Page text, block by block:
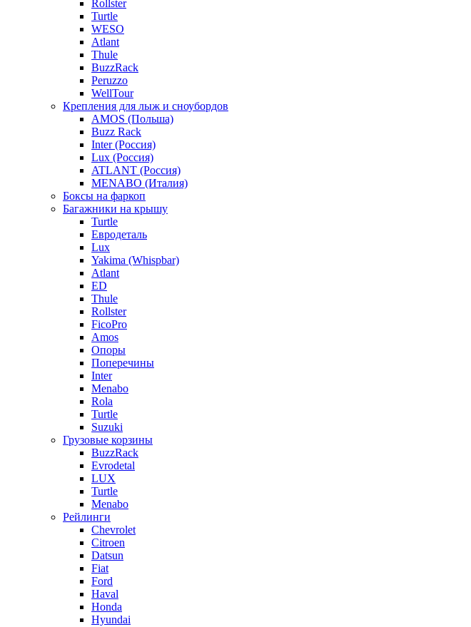
Rollster
Turtle
WESO
Atlant
Thule
BuzzRack
Peruzzo
WellTour
Крепления для лыж и сноубордов
AMOS (Польша)
Buzz Rack
Inter (Россия)
Lux (Россия)
ATLANT (Россия)
MENABO (Италия)
Боксы на фаркоп
Багажники на крышу
Turtle
Евродеталь
Lux
Yakima (Whispbar)
Atlant
ED
Thule
Rollster
FicoPro
Amos
Опоры
Поперечины
Inter
Menabo
Rola
Turtle
Suzuki
Грузовые корзины
BuzzRack
Evrodetal
LUX
Turtle
Menabo
Рейлинги
Chevrolet
Citroen
Datsun
Fiat
Ford
Haval
Honda
Hyundai